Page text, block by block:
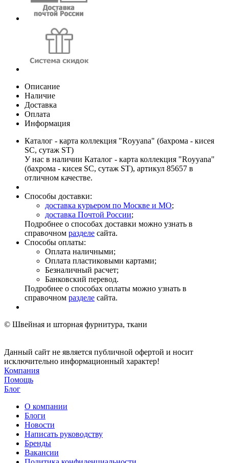
Описание
Наличие
Доставка
Оплата
Информация
Каталог - карта коллекция "Royyana" (бахрома - кисея
SC, сутаж ST)
У нас в наличии Каталог - карта коллекция "Royyana"
(бахрома - кисея SC, сутаж ST), артикул 85657 в
отличном качестве.
Способы доставки:
доставка курьером по Москве и МО;
доставка Почтой России;
Подробнее о способах доставки можно узнать в
справочном разделе сайта.
Способы оплаты:
Оплата наличными;
Оплата пластиковыми картами;
Безналичный расчет;
Банковский перевод.
Подробнее о способах оплаты можно узнать в
справочном разделе сайта.
© Швейная и шторная фурнитура, ткани
Данный сайт не является публичной офертой и носит
исключительно информационный характер!
Компания
Помощь
Блог
О компании
Блоги
Новости
Написать руководству
Бренды
Вакансии